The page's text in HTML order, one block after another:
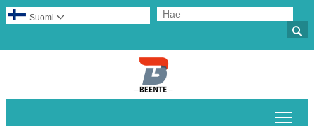

Suomi 